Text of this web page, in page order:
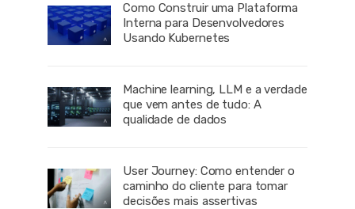
Como Construir uma Plataforma
Interna para Desenvolvedores
Usando Kubernetes
Machine learning, LLM e a verdade
que vem antes de tudo: A
qualidade de dados
User Journey: Como entender o
caminho do cliente para tomar
decisões mais assertivas